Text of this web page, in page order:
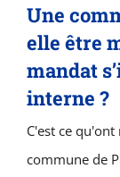
Une
elle être
mandat
interne ?
C'est ce
commune de